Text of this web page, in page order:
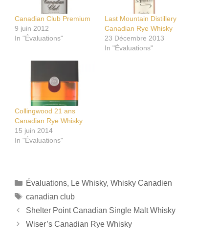
Canadian Club Premium
9 juin 2012
In "Évaluations"
Last Mountain Distillery
Canadian Rye Whisky
23 Décembre 2013
In "Évaluations"
Collingwood 21 ans
Canadian Rye Whisky
15 juin 2014
In "Évaluations"
Catégories
Évaluations, Le Whisky, Whisky Canadien
Étiquettes
canadian club
Shelter Point Canadian Single Malt Whisky
Wiser’s Canadian Rye Whisky